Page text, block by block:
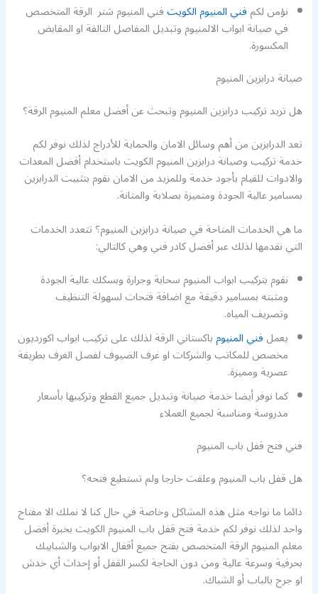
نؤمن لكمفني المنيوم الكويتفني المنيوم شتر الرقة المتخصص
في صيانة ابواب الالمنيوم وتبديل المفاصل التالفة او المقابض
المكسورة.
صيانة درابزين المنيوم
هل تريد تركيب درابزين المنيوم وتبحث عن أفضل معلم المنيوم الرقة؟
تعد الدرابزين من أهم وسائل الامان والحماية للأدراج لذلك نوفر لكم
خدمة تركيب وصيانة درابزين المنيوم الكويت باستخدام أفضل المعدات
والادوات للقيام بأجود خدمة وللمزيد من الامان نقوم بتثبيت الدرابزين
بمسامير عالية الجودة ومتميزة بصلابة والمتانة.
ما هي الخدمات المتاحة في صيانة درابزين المنيوم؟ تتعدد الخدمات
التي نقدمها لذلك عبر أفضل كادر فني وهي كالتالي:
نقوم بتركيب ابواب المنيوم سحابة وجرارة وبسكك عالية الجودة
ومثبته بمسامير دقيقة مع اضافة فتحات لسهولة التنظيف
وتصريف المياه.
يعملفني المنيومباكستاني الرقة لذلك على تركيب ابواب اكورديون
مخصص للمكاتب والشركات او غرف الضيوف لفصل الغرف بطريقة
عصرية ومميزة.
كما نوفر أيضا خدمة صيانة وتبديل جميع القطع وتركيبها بأسعار
مدروسة ومناسبة لجميع العملاء
فني فتح قفل باب المنيوم
هل قفل باب المنيوم وعلقت خارجا ولم تستطيع فتحه؟
دائما ما نواجه مثل هذه المشاكل وخاصة في حال كنا لا نملك الا مفتاح
واحد لذلك نوفر لكم خدمة فتح قفل باب المنيوم الكويت بخبرة أفضل
معلم المنيوم الرقة المتخصص بفتح جميع أقفال الابواب والشبابيك
بحرفية وسرعة عالية ومن دون الحاجة لكسر القفل أو إحداث أي خدش
او جرح بالباب أو الشباك.